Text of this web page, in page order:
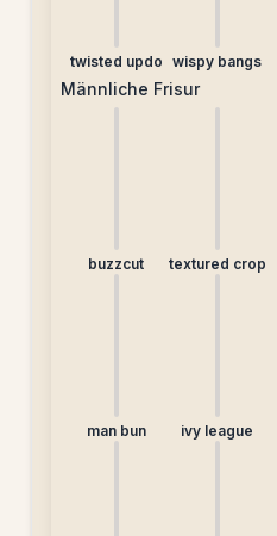
twisted updo wispy bangs
Männliche Frisur
buzzcut textured crop
man bun ivy league